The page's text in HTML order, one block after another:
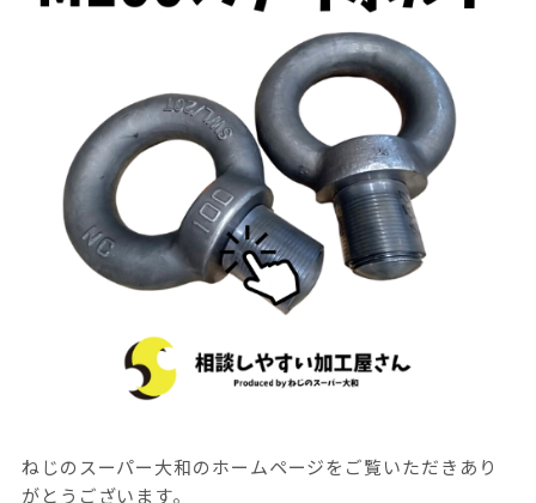
ねじのスーパー大和のホームページをご覧いただきあり
がとうございます。